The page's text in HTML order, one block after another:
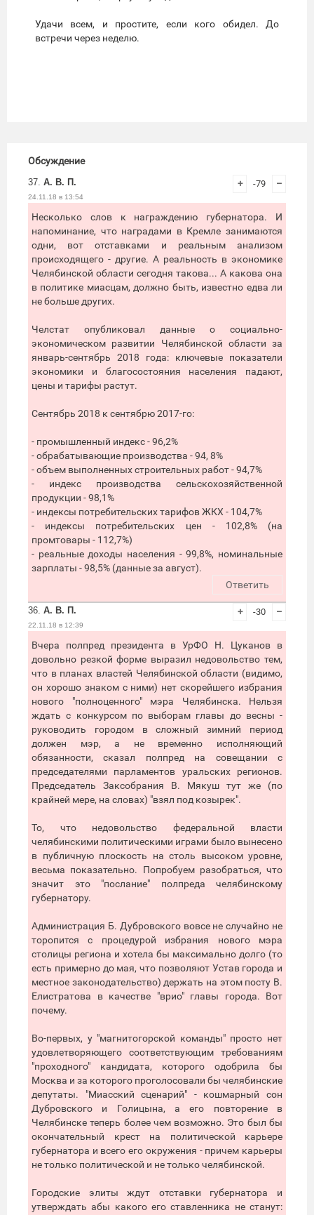
Удачи всем, и простите, если кого обидел. До
встречи через неделю.
Обсуждение
37. А. В. П.
24.11.18 в 13:54
+ -79 –
Несколько слов к награждению губернатора. И
напоминание, что наградами в Кремле занимаются
одни, вот отставками и реальным анализом
происходящего - другие. А реальность в экономике
Челябинской области сегодня такова... А какова она
в политике миасцам, должно быть, известно едва ли
не больше других.
Челстат опубликовал данные о социально-
экономическом развитии Челябинской области за
январь-сентябрь 2018 года: ключевые показатели
экономики и благосостояния населения падают,
цены и тарифы растут.
Сентябрь 2018 к сентябрю 2017-го:
- промышленный индекс - 96,2%
- обрабатывающие производства - 94, 8%
- объем выполненных строительных работ - 94,7%
- индекс производства сельскохозяйственной
продукции - 98,1%
- индексы потребительских тарифов ЖКХ - 104,7%
- индексы потребительских цен - 102,8% (на
промтовары - 112,7%)
- реальные доходы населения - 99,8%, номинальные
зарплаты - 98,5% (данные за август).
Ответить
36. А. В. П.
22.11.18 в 12:39
+ -30 –
Вчера полпред президента в УрФО Н. Цуканов в
довольно резкой форме выразил недовольство тем,
что в планах властей Челябинской области (видимо,
он хорошо знаком с ними) нет скорейшего избрания
нового "полноценного" мэра Челябинска. Нельзя
ждать с конкурсом по выборам главы до весны -
руководить городом в сложный зимний период
должен мэр, а не временно исполняющий
обязанности, сказал полпред на совещании с
председателями парламентов уральских регионов.
Председатель Заксобрания В. Мякуш тут же (по
крайней мере, на словах) "взял под козырек".
То, что недовольство федеральной власти
челябинскими политическими играми было вынесено
в публичную плоскость на столь высоком уровне,
весьма показательно. Попробуем разобраться, что
значит это "послание" полпреда челябинскому
губернатору.
Администрация Б. Дубровского вовсе не случайно не
торопится с процедурой избрания нового мэра
столицы региона и хотела бы максимально долго (то
есть примерно до мая, что позволяют Устав города и
местное законодательство) держать на этом посту В.
Елистратова в качестве "врио" главы города. Вот
почему.
Во-первых, у "магнитогорской команды" просто нет
удовлетворяющего соответствующим требованиям
"проходного" кандидата, которого одобрила бы
Москва и за которого проголосовали бы челябинские
депутаты. "Миасский сценарий" - кошмарный сон
Дубровского и Голицына, а его повторение в
Челябинске теперь более чем возможно. Это был бы
окончательный крест на политической карьере
губернатора и всего его окружения - причем карьеры
не только политической и не только челябинской.
Городские элиты ждут отставки губернатора и
утверждать абы какого его ставленника не станут: